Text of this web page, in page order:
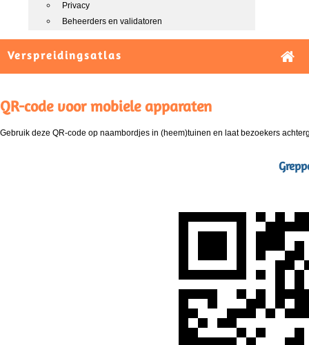
Privacy
Beheerders en validatoren
Verspreidingsatlas
QR-code voor mobiele apparaten
Gebruik deze QR-code op naambordjes in (heem)tuinen en laat bezoekers